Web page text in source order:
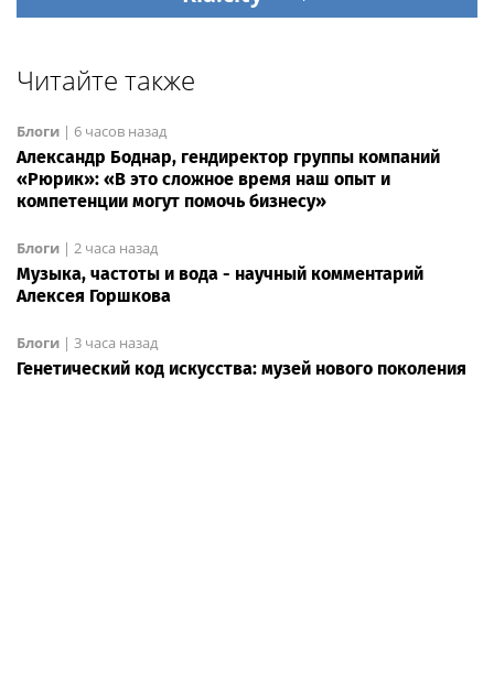
Читайте также
Блоги | 6 часов назад
Александр Боднар, гендиректор группы компаний
«Рюрик»: «В это сложное время наш опыт и
компетенции могут помочь бизнесу»
Блоги | 2 часа назад
Музыка, частоты и вода - научный комментарий
Алексея Горшкова
Блоги | 3 часа назад
Генетический код искусства: музей нового поколения